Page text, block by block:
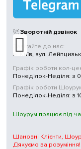
у Києві
Зворотній дзвінок
Завітайте до нас:
м. Київ, вул.
Графік роботи кол-
Понеділок-Неділя: з
Графік роботи
Понеділок-Неділя: з
Шоурум працює під
Шановні Клієнти,
Дякуємо за розуміння!